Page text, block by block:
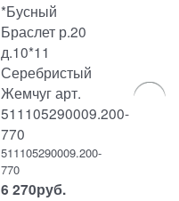
*Бусный
Браслет р.20
д.10*11
Серебристый
Жемчуг арт.
511105290009.200-
770
511105290009.200-
770
6 270руб.